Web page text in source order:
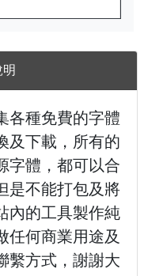
各種免費的字體
及下載，所有的
字體，都可以合
是不能打包及將
內的工具製作純
任何商業用途及
繫方式，謝謝大